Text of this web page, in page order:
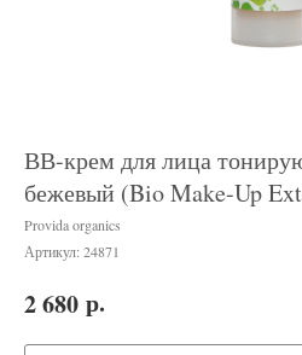
ВВ-крем для лица
бежевый (Bio Make-Up
Provida organics
Артикул: 24871
2 680 р.